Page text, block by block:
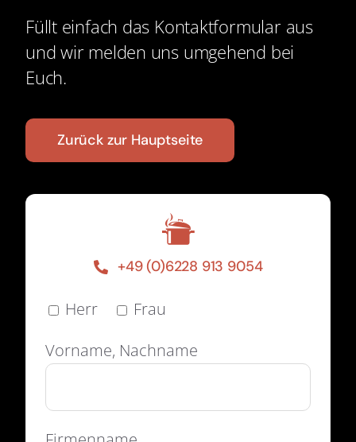
Füllt einfach das Kontaktformular aus
und wir melden uns umgehend bei
Euch.
Zurück zur Hauptseite
+49 (0)6228 913 9054
Herr
Frau
Vorname, Nachname